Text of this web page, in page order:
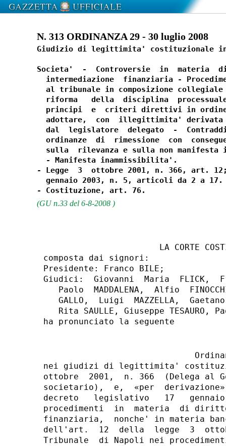
N. 313 ORDINANZA 29 - 30 luglio 2008
Giudizio di legittimita' costituzionale
Societa'  -  Controversie  in  materia
intermediazione  finanziaria -
al tribunale in composizione
riforma   della  disciplina
principi  e  criteri direttivi in
adottare,  con  illegittimita'
dal  legislatore  delegato  -
ordinanze  di  rimessione  con
sulla  rilevanza e sulla non manifesta
  - Manifesta inammissibilita'.
- Legge  3  ottobre 2001, n. 366, art.
  gennaio 2003, n. 5, articoli da 2 a 17.
(GU n.33 del 6-8-2008 )
LA CORTE
composta dai signori:
Presidente: Franco BILE;
Giudici:  Giovanni  Maria  FLICK,
Paolo  MADDALENA,  Alfio
GALLO,  Luigi  MAZZELLA,
Rita SAULLE, Giuseppe TESAURO,
nei giudizi di legittimita'
ottobre  2001,  n. 366  (Delega al
societario),  e,  «per
decreto   legislativo   17
procedimenti  in  materia  di
finanziaria,  nonche' in materia
dell'art.  12  della  legge  3
Tribunale  di Napoli nei